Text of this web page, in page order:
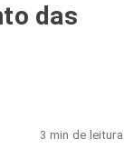
das
3 min de leitura